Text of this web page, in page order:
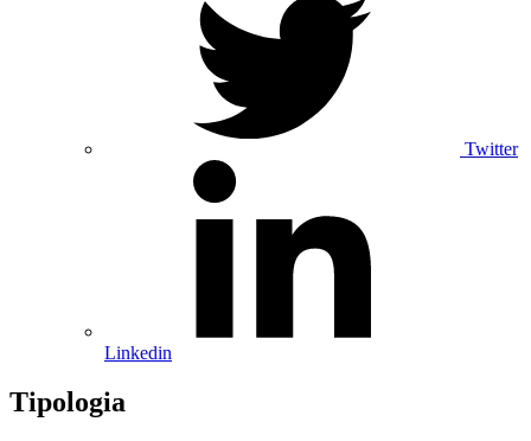
Twitter
Linkedin
Tipologia